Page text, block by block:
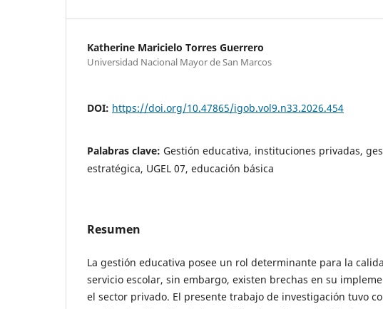
Katherine Maricielo Torres Guerrero
Universidad Nacional Mayor de San Marcos
DOI: https://doi.org/10.47865/igob.vol9.n33.2026.454
Palabras clave: Gestión educativa, instituciones privadas,
estratégica, UGEL 07, educación básica
Resumen
La gestión educativa posee un rol determinante para la
servicio escolar, sin embargo, existen brechas en su
el sector privado. El presente trabajo de investigación tuvo